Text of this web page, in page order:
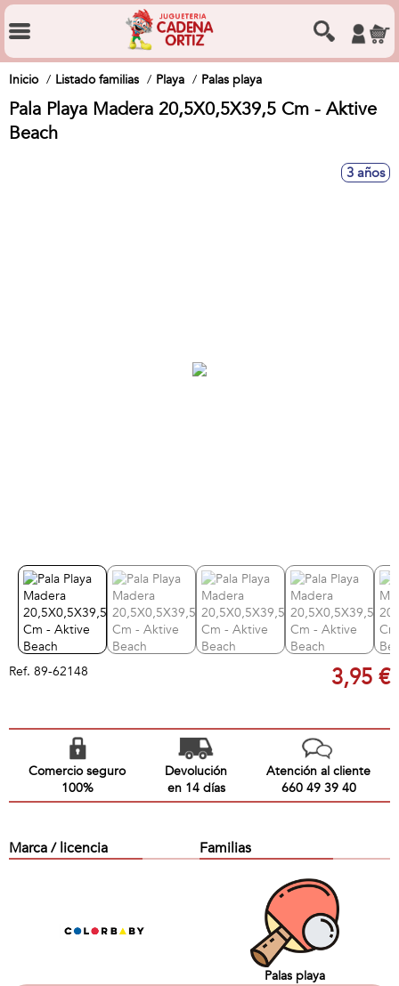
Inicio Listado familias Playa Palas playa
Pala Playa Madera 20,5X0,5X39,5 Cm - Aktive
Beach
3 años
Ref. 89-62148 3,95 €
Comercio seguro
100%
Devolución
en 14 días
Atención al cliente
660 49 39 40
Marca / licencia Familias
Palas playa